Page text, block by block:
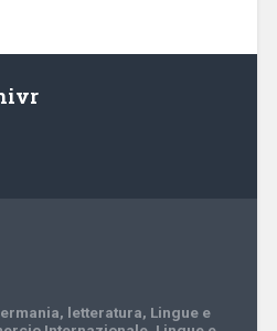
, letteratura, Lingue e